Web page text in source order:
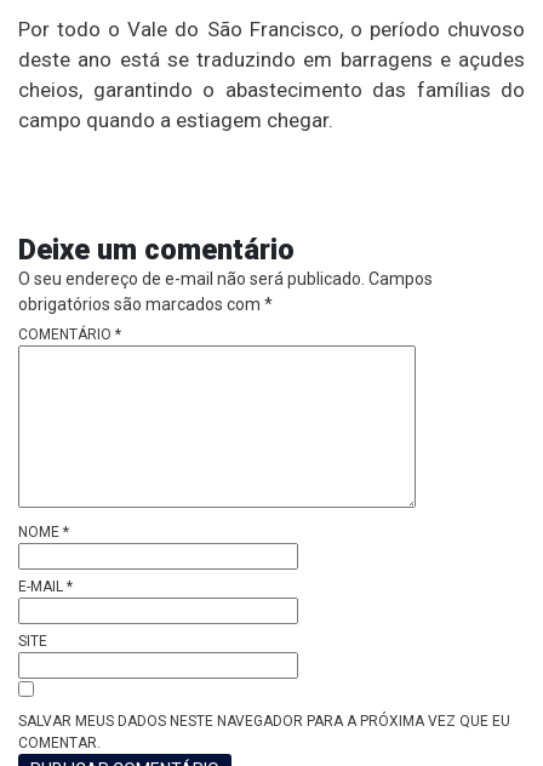
Por todo o Vale do São Francisco, o período chuvoso
deste ano está se traduzindo em barragens e açudes
cheios, garantindo o abastecimento das famílias do
campo quando a estiagem chegar.
Deixe um comentário
O seu endereço de e-mail não será publicado. Campos
obrigatórios são marcados com *
COMENTÁRIO *
NOME *
E-MAIL *
SITE
SALVAR MEUS DADOS NESTE NAVEGADOR PARA A PRÓXIMA VEZ QUE EU
COMENTAR.